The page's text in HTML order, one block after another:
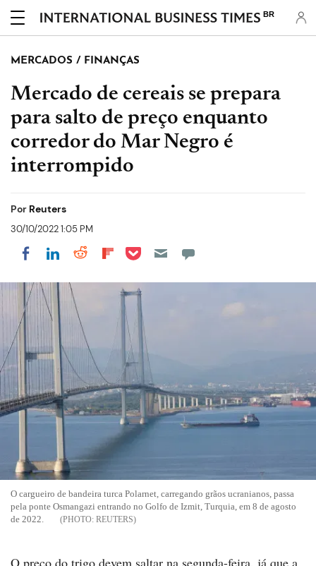
BR
MERCADOS / FINANÇAS
Mercado de cereais se prepara
para salto de preço enquanto
corredor do Mar Negro é
interrompido
Por Reuters
30/10/2022 1:05 PM
Share on Facebook
Share on LinkedIn
Share on Reddit
Share on Flipboard
Share on Pocket
O cargueiro de bandeira turca Polarnet, carregando grãos ucranianos, passa
pela ponte Osmangazi entrando no Golfo de Izmit, Turquia, em 8 de agosto
de 2022.
REUTERS
O preço do trigo devem saltar na segunda-feira, já que a